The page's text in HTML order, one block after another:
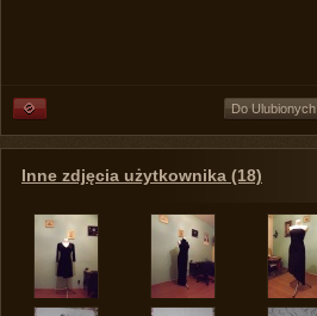
Do Ulubionych
Inne zdjęcia użytkownika (18)